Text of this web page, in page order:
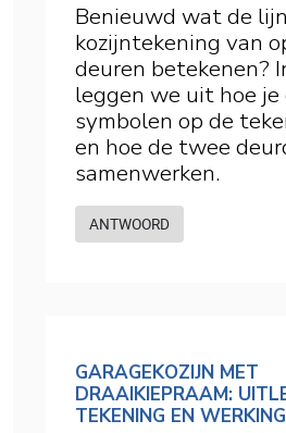
Benieuwd wat de
kozijntekening van
deuren betekenen?
leggen we uit hoe je
symbolen op de
en hoe de twee
samenwerken.
ANTWOORD
GARAGEKOZIJN MET
DRAAIKIEPRAAM:
TEKENING EN WERKING